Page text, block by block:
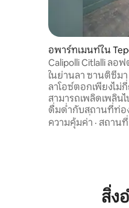
อพาร์ทเมนท์ใน
Hidalgo
Calipolli Citlalli ลอ
ต่างหาก
ในย่านลา ซานติซีมา
ลาโอซ์ตอกเพียงไม่
สามารถเพลิดเพลิน
ดื่มด่ำกับสถานที่ท่อ
เงียบสงบที่หมู่บ้านของเร
Citlalli เป็นสภาพแว
เหมาะสำหรับผู้ที่มา
หรือเพื่อเข้าร่วมงา
ความคุ้มค่า · สถานที่
สิ่ง